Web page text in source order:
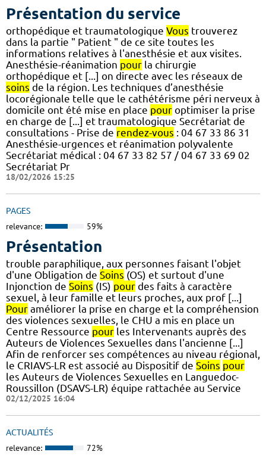
Présentation du service
orthopédique et traumatologique Vous trouverez
dans la partie " Patient " de ce site toutes les
informations relatives à l'anesthésie et aux visites.
Anesthésie-réanimation pour la chirurgie
orthopédique et [...] on directe avec les réseaux de
soins de la région. Les techniques d’anesthésie
locorégionale telle que le cathétérisme péri nerveux à
domicile ont été mise en place pour optimiser la prise
en charge de [...] et traumatologique Secrétariat de
consultations - Prise de rendez-vous : 04 67 33 86 31
Anesthésie-urgences et réanimation polyvalente
Secrétariat médical : 04 67 33 82 57 / 04 67 33 69 02
Secrétariat Pr
18/02/2026 15:25
PAGES
relevance: 59%
Présentation
trouble paraphilique, aux personnes faisant l'objet
d'une Obligation de Soins (OS) et surtout d'une
Injonction de Soins (IS) pour des faits à caractère
sexuel, à leur famille et leurs proches, aux prof [...]
Pour améliorer la prise en charge et la compréhension
des violences sexuelles, le CHU a mis en place un
Centre Ressource pour les Intervenants auprès des
Auteurs de Violences Sexuelles dans l'ancienne [...]
Afin de renforcer ses compétences au niveau régional,
le CRIAVS-LR est associé au Dispositif de Soins pour
les Auteurs de Violences Sexuelles en Languedoc-
Roussillon (DSAVS-LR) équipe rattachée au Service
02/12/2025 16:04
ACTUALITÉS
relevance: 72%